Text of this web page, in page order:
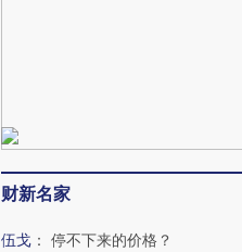
财新名家
伍戈 ： 停不下来的价格？